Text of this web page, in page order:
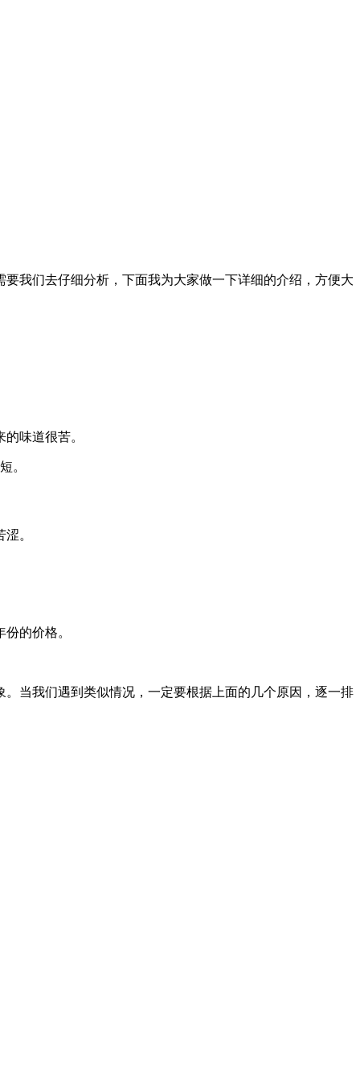
我们去仔细分析，下面我为大家做一下详细的介绍，方便大
味道很苦。
。
。
的价格。
当我们遇到类似情况，一定要根据上面的几个原因，逐一排